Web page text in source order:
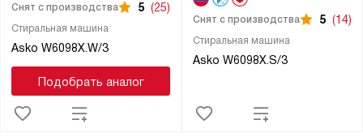
Стиральная машина
Asko W6098X.W/3
Снят с производства 5 (25)
Подобрать аналог
Стиральная машина
Asko W6098X.S/3
Снят с производства 5 (14)